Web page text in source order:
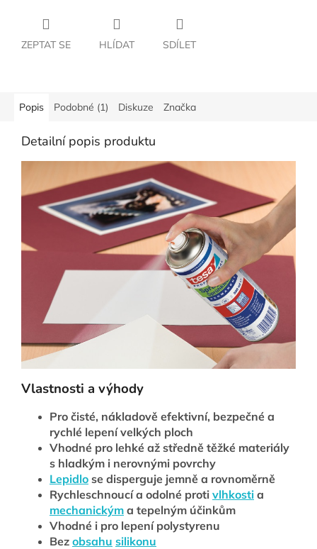
ZEPTAT SE HLÍDAT SDÍLET
Popis Podobné (1) Diskuze Značka
Detailní popis produktu
Vlastnosti a výhody
Pro čisté, nákladově efektivní, bezpečné a
rychlé lepení velkých ploch
Vhodné pro lehké až středně těžké materiály
s hladkým i nerovnými povrchy
Lepidlo se disperguje jemně a rovnoměrně
Rychleschnoucí a odolné proti vlhkosti a
mechanickým a tepelným účinkům
Vhodné i pro lepení polystyrenu
Bez obsahu silikonu